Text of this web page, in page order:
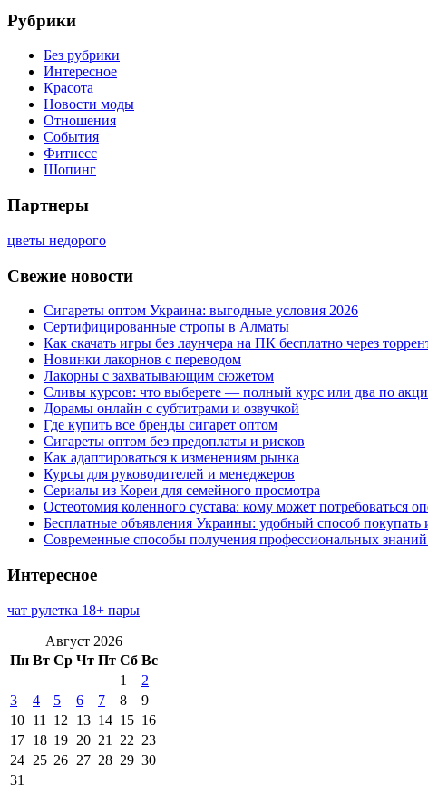
Рубрики
Без рубрики
Интересное
Красота
Новости моды
Отношения
События
Фитнесс
Шопинг
Партнеры
цветы недорого
Свежие новости
Сигареты оптом Украина: выгодные условия 2026
Сертифицированные стропы в Алматы
Как скачать игры без лаунчера на ПК бесплатно через
Новинки лакорнов с переводом
Лакорны с захватывающим сюжетом
Сливы курсов: что выберете — полный курс или два по
Дорамы онлайн с субтитрами и озвучкой
Где купить все бренды сигарет оптом
Сигареты оптом без предоплаты и рисков
Как адаптироваться к изменениям рынка
Курсы для руководителей и менеджеров
Сериалы из Кореи для семейного просмотра
Остеотомия коленного сустава: кому может потребоваться
Бесплатные объявления Украины: удобный способ покупать
Современные способы получения профессиональных
Интересное
чат рулетка 18+ пары
Август 2026
Пн Вт Ср Чт Пт Сб Вс
1
2
3
4 5 6 7 8
9
10 11 12 13 14 15 16
17 18 19 20 21 22 23
24 25 26 27 28 29 30
31